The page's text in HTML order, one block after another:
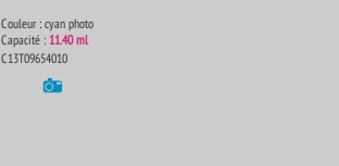
Couleur : cyan photo
Capacité : 11.40 ml
C13T09654010